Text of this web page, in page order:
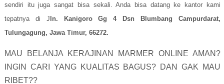
sendiri itu juga sangat bisa sekali. Anda bisa datang ke kantor kami
tepatnya di J ln. Kanigoro Gg 4 Dsn Blumbang Campurdarat,
Tulungagung, Jawa Timur, 66272.
MAU BELANJA KERAJINAN MARMER ONLINE AMAN?
INGIN CARI YANG KUALITAS BAGUS? DAN GAK MAU
RIBET??